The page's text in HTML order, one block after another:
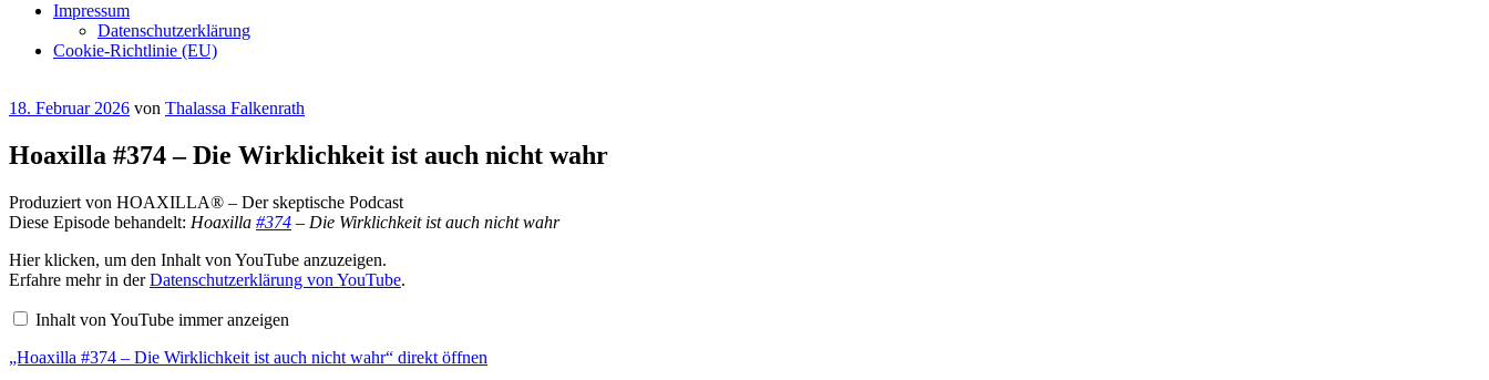
Impressum
Datenschutzerklärung
Cookie-Richtlinie (EU)
Veröffentlicht
18. Februar 2026 von Thalassa Falkenrath
Hoaxilla #374 – Die Wirklichkeit ist auch nicht wahr
Produziert von HOAXILLA® – Der skeptische Podcast
Diese Episode behandelt: Hoaxilla #374 – Die Wirklichkeit ist auch nicht wahr
„Hoaxilla
#374
–
Wirklichkeit
auch
Hier klicken, um den Inhalt von YouTube anzuzeigen.
Erfahre mehr in derDatenschutzerklärung von YouTube.
Inhalt von YouTube immer anzeigen
„Hoaxilla #374 – Die Wirklichkeit ist auch nicht wahr“ direkt öffnen